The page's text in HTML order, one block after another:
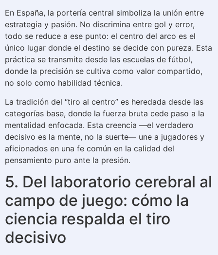
En España, la portería central simboliza la unión entre
estrategia y pasión. No discrimina entre gol y error,
todo se reduce a ese punto: el centro del arco es el
único lugar donde el destino se decide con pureza. Esta
práctica se transmite desde las escuelas de fútbol,
donde la precisión se cultiva como valor compartido,
no solo como habilidad técnica.
La tradición del “tiro al centro” es heredada desde las
categorías base, donde la fuerza bruta cede paso a la
mentalidad enfocada. Esta creencia —el verdadero
decisivo es la mente, no la suerte— une a jugadores y
aficionados en una fe común en la calidad del
pensamiento puro ante la presión.
5. Del laboratorio cerebral al
campo de juego: cómo la
ciencia respalda el tiro
decisivo